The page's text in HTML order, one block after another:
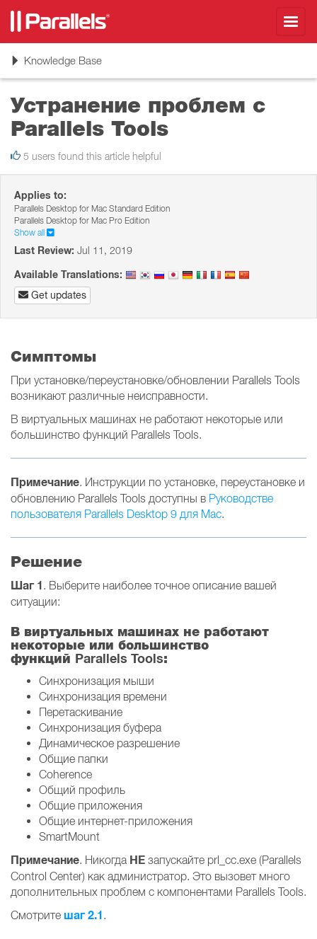
ToggleKnowledge Base
Устранение проблем с
Parallels Tools
5 users found this article helpful
Applies to:
Parallels Desktop for Mac Standard Edition
Parallels Desktop for Mac Pro Edition
Show all
Last Review: Jul 11, 2019
Available Translations:
Get updates
Симптомы
При установке/переустановке/обновлении Parallels Tools
возникают различные неисправности.
В виртуальных машинах не работают некоторые или
большинство функций Parallels Tools.
Примечание. Инструкции по установке, переустановке и
обновлению Parallels Tools доступны в Руководстве
пользователя Parallels Desktop 9 для Mac.
Решение
Шаг 1. Выберите наиболее точное описание вашей
ситуации:
В виртуальных машинах не работают
некоторые или большинство
функций Parallels Tools:
Синхронизация мыши
Синхронизация времени
Перетаскивание
Синхронизация буфера
Динамическое разрешение
Общие папки
Coherence
Общий профиль
Общие приложения
Общие интернет-приложения
SmartMount
Примечание. Никогда НЕ запускайте prl_cc.exe (Parallels
Control Center) как администратор. Это вызовет много
дополнительных проблем с компонентами Parallels Tools.
Смотрите шаг 2.1.